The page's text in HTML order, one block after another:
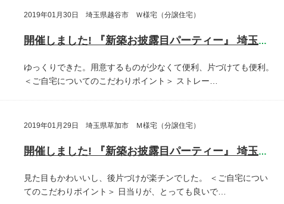
2019年01月30日 埼玉県越谷市 Ｗ様宅（分譲住宅）
開催しました! 『新築お披露目パーティー』 埼玉県越谷市 W様宅
ゆっくりできた。用意するものが少なくて便利、片づけても便利。
＜ご自宅についてのこだわりポイント＞ ストレー…
2019年01月29日 埼玉県草加市 Ｍ様宅（分譲住宅）
開催しました! 『新築お披露目パーティー』 埼玉県草加市 M様宅
見た目もかわいいし、後片づけが楽チンでした。
＜ご自宅につい
てのこだわりポイント＞ 日当りが、とっても良いで…